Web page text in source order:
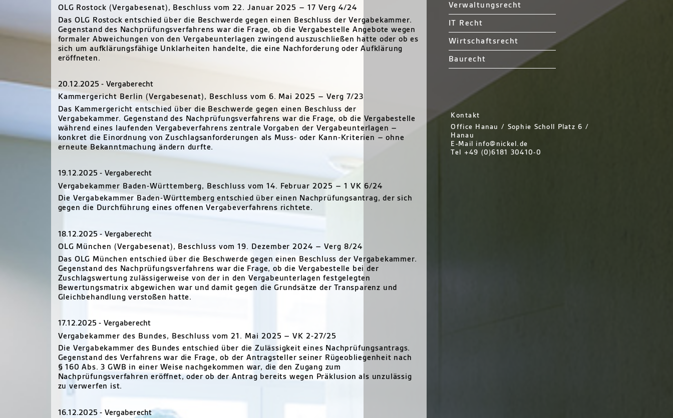
OLG Rostock (Vergabesenat), Beschluss vom 22. Januar 2025 – 17 Verg 4/24
Das OLG Rostock entschied über die Beschwerde gegen einen Beschluss der Vergabekammer.
Gegenstand des Nachprüfungsverfahrens war die Frage, ob die Vergabestelle Angebote wegen
formaler Abweichungen von den Vergabeunterlagen zwingend auszuschließen hatte oder ob es
sich um aufklärungsfähige Unklarheiten handelte, die eine Nachforderung oder Aufklärung
eröffneten.
20.12.2025 - Vergaberecht
Kammergericht Berlin (Vergabesenat), Beschluss vom 6. Mai 2025 – Verg 7/23
Das Kammergericht entschied über die Beschwerde gegen einen Beschluss der
Vergabekammer. Gegenstand des Nachprüfungsverfahrens war die Frage, ob die Vergabestelle
während eines laufenden Vergabeverfahrens zentrale Vorgaben der Vergabeunterlagen –
konkret die Einordnung von Zuschlagsanforderungen als Muss- oder Kann-Kriterien – ohne
erneute Bekanntmachung ändern durfte.
19.12.2025 - Vergaberecht
Vergabekammer Baden-Württemberg, Beschluss vom 14. Februar 2025 – 1 VK 6/24
Die Vergabekammer Baden-Württemberg entschied über einen Nachprüfungsantrag, der sich
gegen die Durchführung eines offenen Vergabeverfahrens richtete.
18.12.2025 - Vergaberecht
OLG München (Vergabesenat), Beschluss vom 19. Dezember 2024 – Verg 8/24
Das OLG München entschied über die Beschwerde gegen einen Beschluss der Vergabekammer.
Gegenstand des Nachprüfungsverfahrens war die Frage, ob die Vergabestelle bei der
Zuschlagswertung zulässigerweise von der in den Vergabeunterlagen festgelegten
Bewertungsmatrix abgewichen war und damit gegen die Grundsätze der Transparenz und
Gleichbehandlung verstoßen hatte.
17.12.2025 - Vergaberecht
Vergabekammer des Bundes, Beschluss vom 21. Mai 2025 – VK 2-27/25
Die Vergabekammer des Bundes entschied über die Zulässigkeit eines Nachprüfungsantrags.
Gegenstand des Verfahrens war die Frage, ob der Antragsteller seiner Rügeobliegenheit nach
§ 160 Abs. 3 GWB in einer Weise nachgekommen war, die den Zugang zum
Nachprüfungsverfahren eröffnet, oder ob der Antrag bereits wegen Präklusion als unzulässig
zu verwerfen ist.
16.12.2025 - Vergaberecht
Verwaltungsrecht
IT Recht
Wirtschaftsrecht
Baurecht
Kontakt
Office Hanau / Sophie Scholl Platz 6 /
Hanau
E-Mail info@nickel.de
Tel +49 (0)6181 30410-0